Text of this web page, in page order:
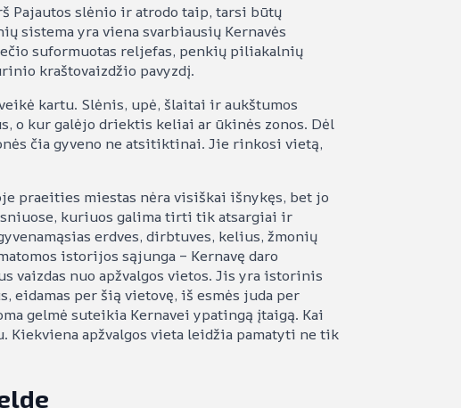
Pajautos slėnio ir atrodo taip, tarsi būtų
sistema yra viena svarbiausių Kernavės
suformuotas reljefas, penkių piliakalnių
kraštovaizdžio pavyzdį.
kartu. Slėnis, upė, šlaitai ir aukštumos
kur galėjo driektis keliai ar ūkinės zonos. Dėl
čia gyveno ne atsitiktinai. Jie rinkosi vietą,
praeities miestas nėra visiškai išnykęs, bet jo
kuriuos galima tirti tik atsargiai ir
erdves, dirbtuves, kelius, žmonių
istorijos sąjunga – Kernavę daro
vaizdas nuo apžvalgos vietos. Jis yra istorinis
eidamas per šią vietovę, iš esmės juda per
gelmė suteikia Kernavei ypatingą įtaigą. Kai
apžvalgos vieta leidžia pamatyti ne tik